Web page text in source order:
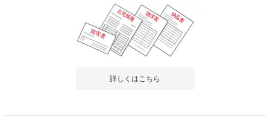
詳しくはこちら